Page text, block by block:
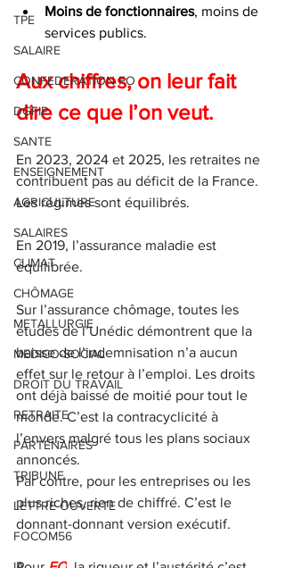
TPE
SALAIRE
CONFEDERATION FO
DGFIP
SANTE
ENSEIGNEMENT
AGRICULTURE
SALAIRES
CLIMAT
CHÔMAGE
METALLURGIE
MEDICO-SOCIAL
DROIT DU TRAVAIL
RETRAITE
PARTENAIRES
TRIBUNE
LETTRE OUVERTE
FOCOM56
Moins de fonctionnaires, moins de
services publics.
Aux chiffres, on leur fait
dire ce que l’on veut.
En 2023, 2024 et 2025, les retraites ne
contribuent pas au déficit de la France.
Les régimes sont équilibrés.
En 2019, l’assurance maladie est
équilibrée.
Sur l’assurance chômage, toutes les
études de l’Unédic démontrent que la
baisse de l’indemnisation n’a aucun
effet sur le retour à l’emploi. Les droits
ont déjà baissé de moitié pour tout le
monde. C’est la contracyclicité à
l’envers malgré tous les plans sociaux
annoncés.
Par contre, pour les entreprises ou les
plus riches, rien de chiffré. C’est le
donnant-donnant version exécutif.